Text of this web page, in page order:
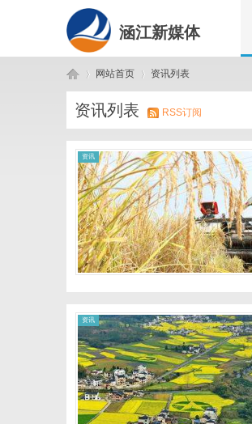
涵江新媒体
涵 ›
网站首页
›
资讯列表
资讯列表 RSS订阅
资讯
资讯